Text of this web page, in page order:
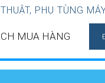
PHỤ TÙNG
MUA HÀNG